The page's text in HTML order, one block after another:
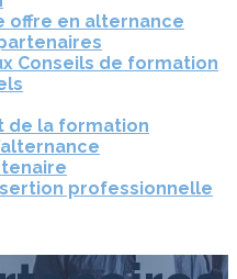
offre en alternance
Conseils de formation
de la formation
professionnelle